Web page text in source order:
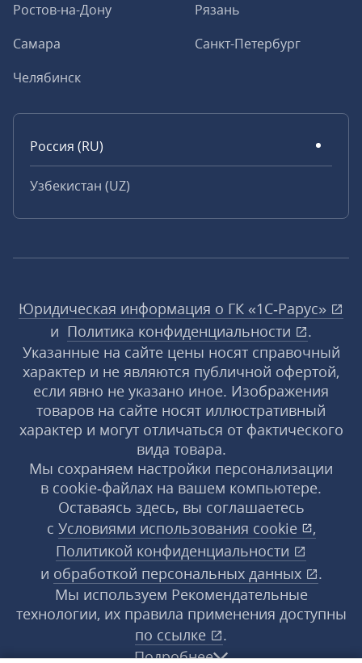
Ростов-на-Дону
Рязань
Самара
Санкт-Петербург
Челябинск
Россия (RU)
Узбекистан (UZ)
Юридическая информация о ГК «1С‑Рарус»
и Политика конфиденциальности
.
Указанные на сайте цены носят справочный
характер и не являются публичной офертой,
если явно не указано иное. Изображения
товаров на сайте носят иллюстративный
характер и могут отличаться от фактического
вида товара.
Мы сохраняем настройки персонализации
в cookie‑файлах на вашем компьютере.
Оставаясь здесь, вы соглашаетесь
с Условиями использования cookie
,
Политикой конфиденциальности
и обработкой персональных данных
.
Мы используем Рекомендательные
технологии, их правила применения доступны
по ссылке
.
Подробнее